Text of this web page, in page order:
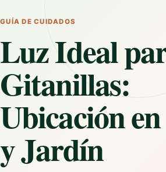
GUÍA DE CUIDADOS
Luz Ideal
Gitanillas:
Ubicación
y Jardín